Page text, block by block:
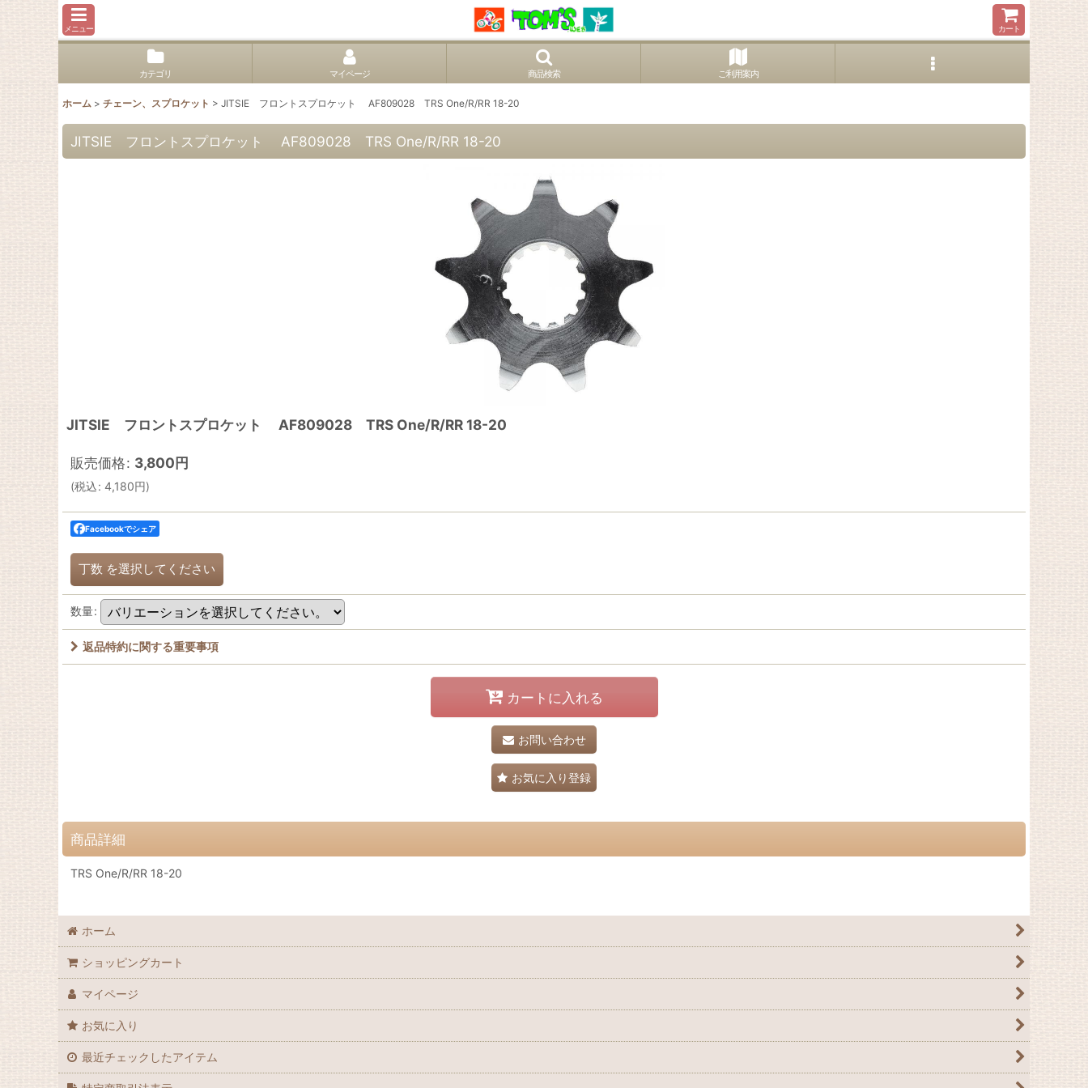
メニュー カート
カテゴリ マイページ 商品検索 ご利用案内
ホーム > チェーン、スプロケット > JITSIE フロントスプロケット AF809028 TRS One/R/RR 18-20
JITSIE フロントスプロケット AF809028 TRS One/R/RR 18-20
JITSIE フロントスプロケット AF809028 TRS One/R/RR 18-20
販売価格: 3,800円
(税込: 4,180円)
Facebookでシェア
丁数 を選択してください
数量:
返品特約に関する重要事項
カートに入れる
お問い合わせ
お気に入り登録
商品詳細
TRS One/R/RR 18-20
ホーム
ショッピングカート
マイページ
お気に入り
最近チェックしたアイテム